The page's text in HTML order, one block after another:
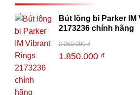
Bút lông bi Parker
2173236 chính hãng
2.250.000₫
1.850.000 ₫